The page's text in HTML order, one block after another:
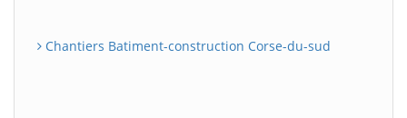
Chantiers Batiment-construction Corse-du-sud